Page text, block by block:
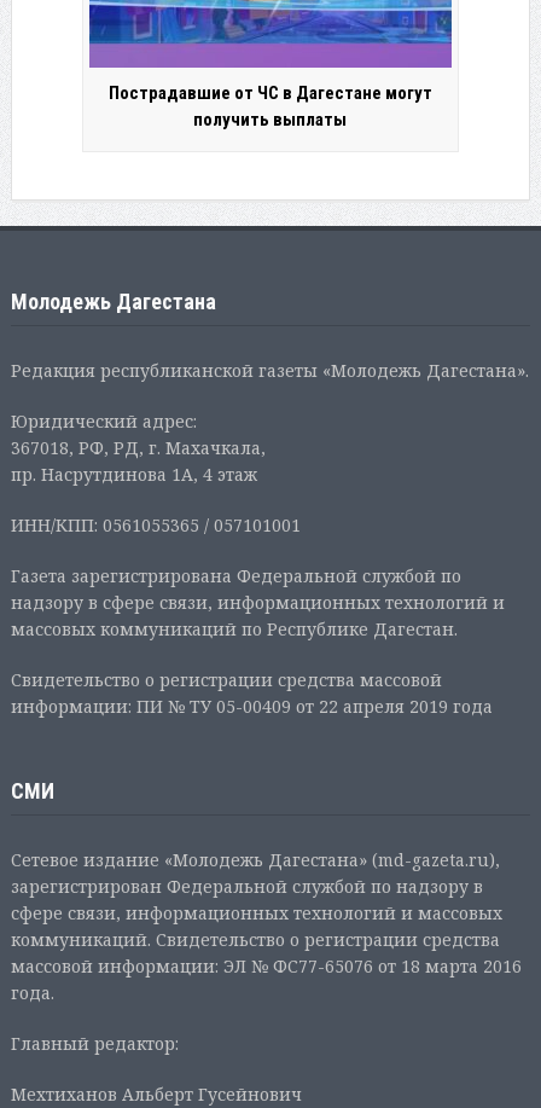
Пострадавшие от ЧС в Дагестане могут
получить выплаты
Молодежь Дагестана
Редакция республиканской газеты «Молодежь Дагестана».
Юридический адрес:
367018, РФ, РД, г. Махачкала,
пр. Насрутдинова 1А, 4 этаж
ИНН/КПП: 0561055365 / 057101001
Газета зарегистрирована Федеральной службой по
надзору в сфере связи, информационных технологий и
массовых коммуникаций по Республике Дагестан.
Свидетельство о регистрации средства массовой
информации: ПИ № ТУ 05-00409 от 22 апреля 2019 года
СМИ
Сетевое издание «Молодежь Дагестана» (md-gazeta.ru),
зарегистрирован Федеральной службой по надзору в
сфере связи, информационных технологий и массовых
коммуникаций. Свидетельство о регистрации средства
массовой информации: ЭЛ № ФС77-65076 от 18 марта 2016
года.
Главный редактор:
Мехтиханов Альберт Гусейнович